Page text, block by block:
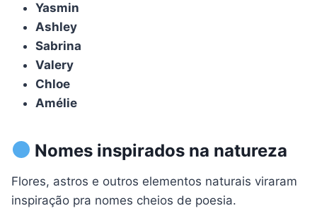
Yasmin
Ashley
Sabrina
Valery
Chloe
Amélie
Nomes inspirados na natureza
Flores, astros e outros elementos naturais viraram
inspiração pra nomes cheios de poesia.